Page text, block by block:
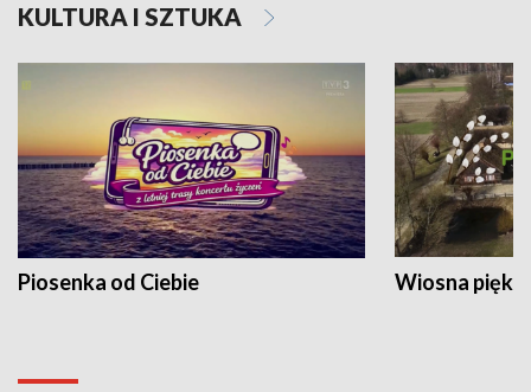
KULTURA I SZTUKA
Piosenka od Ciebie Wiosna